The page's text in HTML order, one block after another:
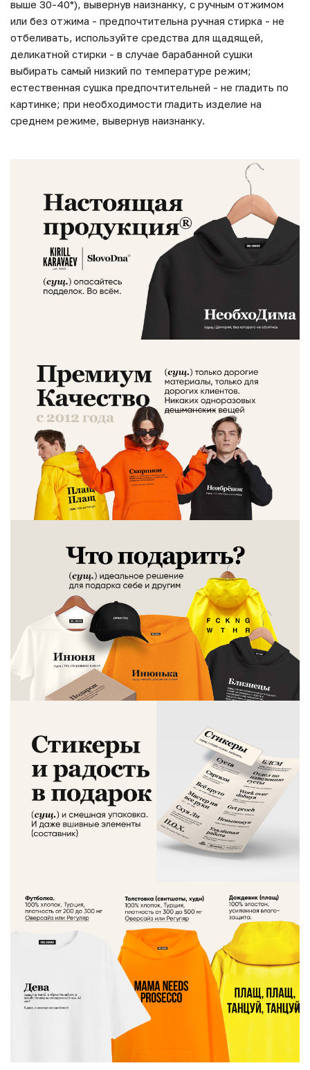
выше 30-40°), вывернув наизнанку, с ручным отжимом
или без отжима - предпочтительна ручная стирка - не
отбеливать, используйте средства для щадящей,
деликатной стирки - в случае барабанной сушки
выбирать самый низкий по температуре режим;
естественная сушка предпочтительней - не гладить по
картинке; при необходимости гладить изделие на
среднем режиме, вывернув наизнанку.